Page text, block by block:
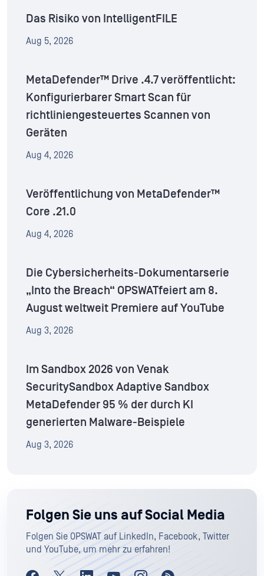
Das Risiko von IntelligentFILE
Aug 5, 2026
MetaDefender™ Drive .4.7 veröffentlicht:
Konfigurierbarer Smart Scan für
richtliniengesteuertes Scannen von
Geräten
Aug 4, 2026
Veröffentlichung von MetaDefender™
Core .21.0
Aug 4, 2026
Die Cybersicherheits-Dokumentarserie
„Into the Breach“ OPSWATfeiert am 8.
August weltweit Premiere auf YouTube
Aug 3, 2026
Im Sandbox 2026 von Venak
SecuritySandbox Adaptive Sandbox
MetaDefender 95 % der durch KI
generierten Malware-Beispiele
Aug 3, 2026
Folgen Sie uns auf Social Media
Folgen Sie OPSWAT auf LinkedIn, Facebook, Twitter
und YouTube, um mehr zu erfahren!